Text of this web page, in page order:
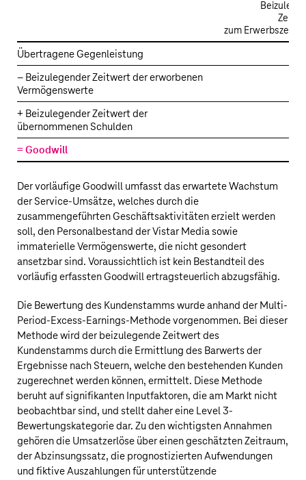
Erwerb
von
Vistar
Media
–
Vorläufiger
Goodwill
zum
Übertragene Gegenleistung
– Beizulegender Zeitwert der erworbenen
Vermögenswerte
+ Beizulegender Zeitwert der
übernommenen Schulden
= Goodwill
Der vorläufige Goodwill umfasst das erwartete Wachstum
der Service-Umsätze, welches durch die
zusammengeführten Geschäftsaktivitäten erzielt werden
soll, den Personalbestand der Vistar Media sowie
immaterielle Vermögenswerte, die nicht gesondert
ansetzbar sind. Voraussichtlich ist kein Bestandteil des
vorläufig erfassten Goodwill ertragsteuerlich abzugsfähig.
Die Bewertung des Kundenstamms wurde anhand der Multi-
Period-Excess-Earnings-Methode vorgenommen. Bei dieser
Methode wird der beizulegende Zeitwert des
Kundenstamms durch die Ermittlung des Barwerts der
Ergebnisse nach Steuern, welche den bestehenden Kunden
zugerechnet werden können, ermittelt. Diese Methode
beruht auf signifikanten Inputfaktoren, die am Markt nicht
beobachtbar sind, und stellt daher eine Level 3-
Bewertungskategorie dar. Zu den wichtigsten Annahmen
gehören die Umsatzerlöse über einen geschätzten Zeitraum,
der Abzinsungssatz, die prognostizierten Aufwendungen
und fiktive Auszahlungen für unterstützende